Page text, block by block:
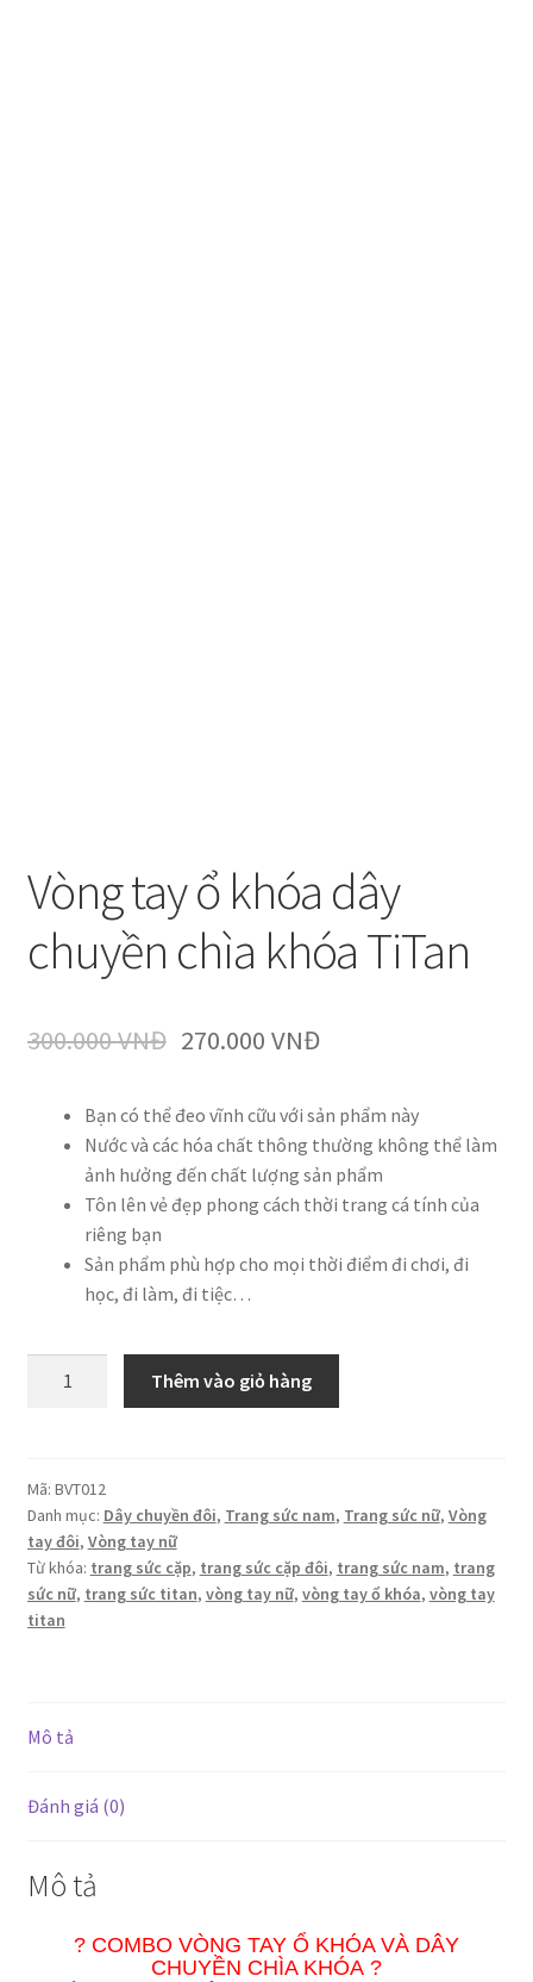
Vòng tay ổ khóa dây
chuyền chìa khóa TiTan
300.000VNĐ 270.000VNĐ
Bạn có thể đeo vĩnh cữu với sản phẩm này
Nước và các hóa chất thông thường không thể làm
ảnh hưởng đến chất lượng sản phẩm
Tôn lên vẻ đẹp phong cách thời trang cá tính của
riêng bạn
Sản phẩm phù hợp cho mọi thời điểm đi chơi, đi
học, đi làm, đi tiệc…
dây
chuyền
chìa
khóa
TiTan
số
Thêm vào giỏ hàng
Mã: BVT012
Danh mục: Dây chuyền đôi, Trang sức nam, Trang sức nữ, Vòng
tay đôi, Vòng tay nữ
Từ khóa: trang sức cặp, trang sức cặp đôi, trang sức nam, trang
sức nữ, trang sức titan, vòng tay nữ, vòng tay ổ khóa, vòng tay
titan
Mô tả
Đánh giá (0)
Mô tả
? COMBO VÒNG TAY Ổ KHÓA VÀ DÂY
CHUYỀN CHÌA KHÓA ?